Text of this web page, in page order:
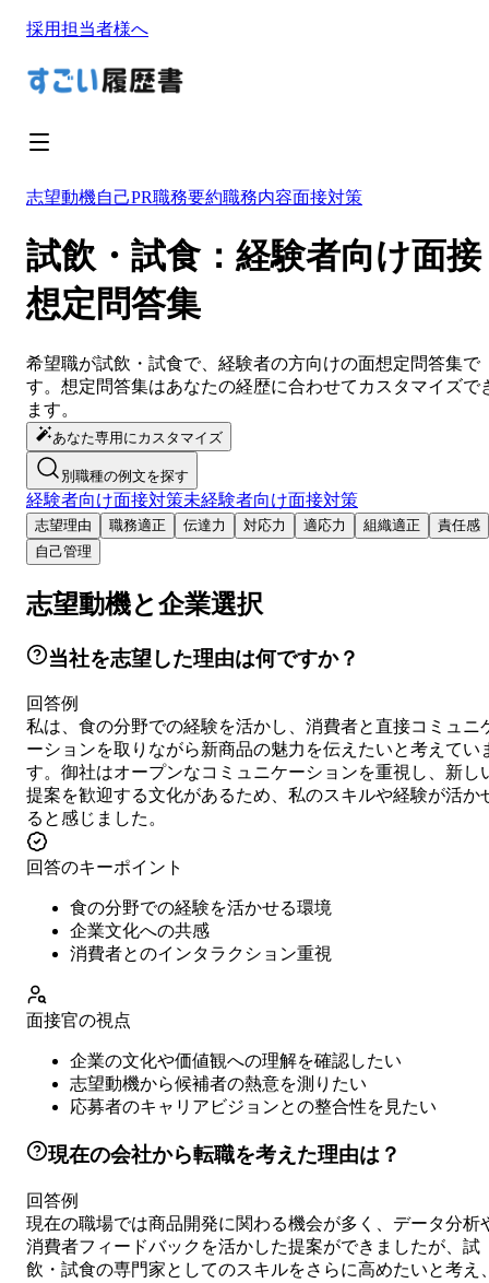
採用担当者様へ
志望動機自己PR職務要約職務内容面接対策
試飲・試食：経験者向け面接
想定問答集
希望職が試飲・試食で、経験者の方向けの面想定問答集で
す。想定問答集はあなたの経歴に合わせてカスタマイズで
ます。
あなた専用にカスタマイズ
別職種の例文を探す
経験者向け面接対策未経験者向け面接対策
志望理由 職務適正 伝達力 対応力 適応力 組織適正
責任感
自己管理
志望動機と企業選択
当社を志望した理由は何ですか？
回答例
私は、食の分野での経験を活かし、消費者と直接コミュニ
ーションを取りながら新商品の魅力を伝えたいと考えてい
す。御社はオープンなコミュニケーションを重視し、新し
提案を歓迎する文化があるため、私のスキルや経験が活か
ると感じました。
回答のキーポイント
食の分野での経験を活かせる環境
企業文化への共感
消費者とのインタラクション重視
面接官の視点
企業の文化や価値観への理解を確認したい
志望動機から候補者の熱意を測りたい
応募者のキャリアビジョンとの整合性を見たい
現在の会社から転職を考えた理由は？
回答例
現在の職場では商品開発に関わる機会が多く、データ分析
消費者フィードバックを活かした提案ができましたが、試
飲・試食の専門家としてのスキルをさらに高めたいと考え